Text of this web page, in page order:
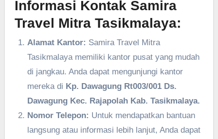
Informasi Kontak Samira
Travel Mitra Tasikmalaya:
Alamat Kantor: Samira Travel Mitra
Tasikmalaya memiliki kantor pusat yang mudah
di jangkau. Anda dapat mengunjungi kantor
mereka di Kp. Dawagung Rt003/001 Ds.
Dawagung Kec. Rajapolah Kab. Tasikmalaya.
Nomor Telepon: Untuk mendapatkan bantuan
langsung atau informasi lebih lanjut, Anda dapat